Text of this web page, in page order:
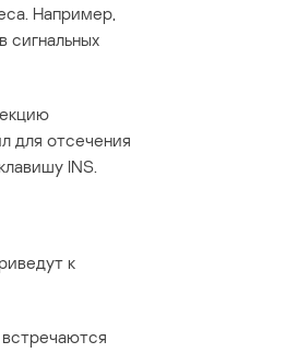
Например,
сигнальных
для отсечения
INS.
к